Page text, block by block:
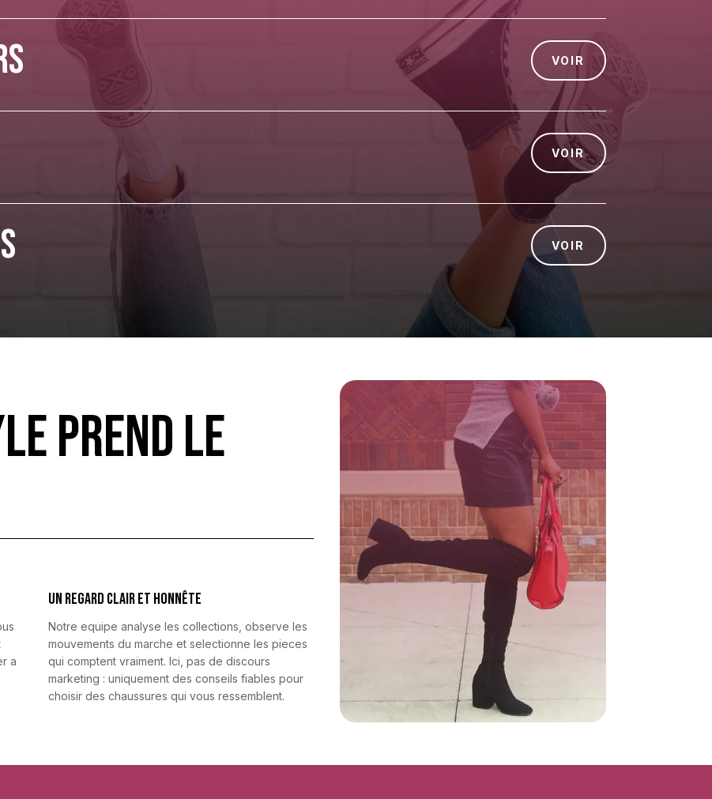
VOIR
VOIR
VOIR
prend le
a
Un regard clair et honnête
Notre equipe analyse les collections, observe les
mouvements du marche et selectionne les pieces
qui comptent vraiment. Ici, pas de discours
marketing : uniquement des conseils fiables pour
choisir des chaussures qui vous ressemblent.